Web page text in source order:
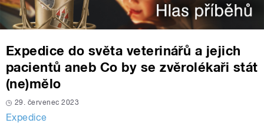
Expedice do světa veterinářů a jejich
pacientů aneb Co by se zvěrolékaři stát
(ne)mělo
29. červenec 2023
Expedice